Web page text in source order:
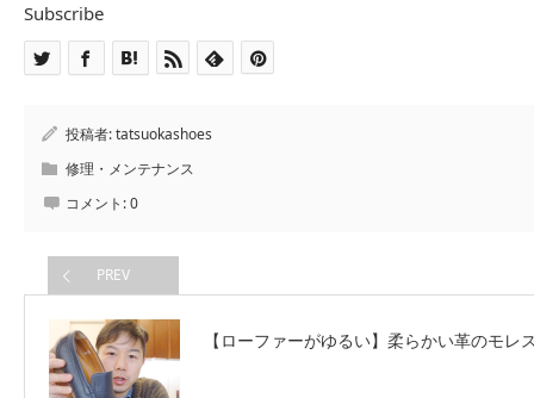
Subscribe
投稿者:tatsuokashoes
修理・メンテナンス
コメント:0
PREV
【ローファーがゆるい】柔らかい革のモ